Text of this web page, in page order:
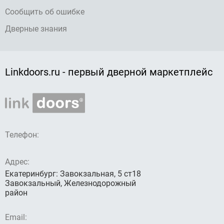
Сообщить об ошибке
Дверные знания
Linkdoors.ru - первый дверной маркетплейс
Телефон:
Адрес:
Екатеринбург: Завокзальная, 5 ст18
Завокзальный, Железнодорожный
район
Email: